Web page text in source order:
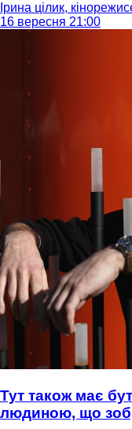
Ірина цілик,
16 вересня 21:00
Тут також має
людиною, що